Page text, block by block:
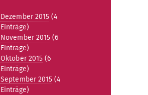
Dezember 2015 (4
Einträge)
November 2015 (6
Einträge)
Oktober 2015 (6
Einträge)
September 2015 (4
Einträge)